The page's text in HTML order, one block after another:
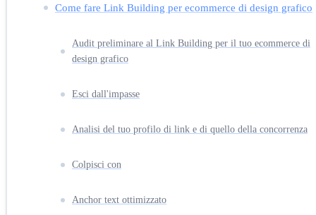
Come fare Link Building per ecommerce di design grafico
Audit preliminare al Link Building per il tuo ecommerce di
design grafico
Esci dall'impasse
Analisi del tuo profilo di link e di quello della concorrenza
Colpisci con
Anchor text ottimizzato